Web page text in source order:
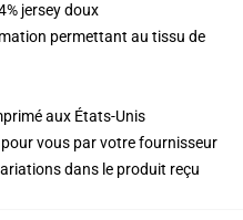
jersey doux
permettant au tissu de
aux États-Unis
vous par votre fournisseur
dans le produit reçu